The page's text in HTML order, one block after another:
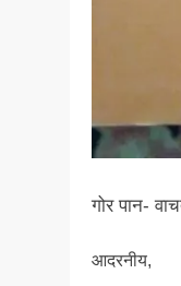
​गोर पान-
आदरनीय,